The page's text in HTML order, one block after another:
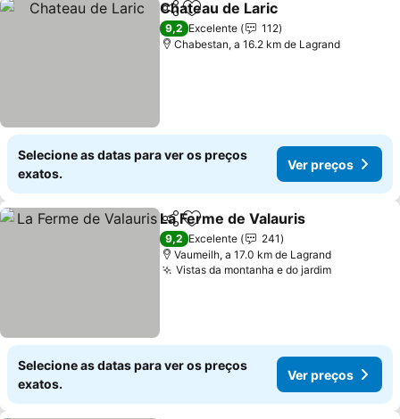
PartilharAdicionar aos favoritos
Chateau de Laric
9,2 Excelente
112
Chabestan, a 16.2 km de Lagrand
Selecione as datas para ver os preços
exatos.
Ver preços
PartilharAdicionar aos favoritos
La Ferme de Valauris
9,2 Excelente
241
Vaumeilh, a 17.0 km de Lagrand
Vistas da montanha e do jardimVer
Selecione as datas para ver os preços
exatos.
Ver preços